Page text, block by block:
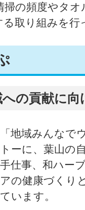
掃の頻度やタ
る取り組みを行
の貢献に
「地域みんなで
トーに、葉山の
手仕事、和ハー
アの健康づくり
ています。